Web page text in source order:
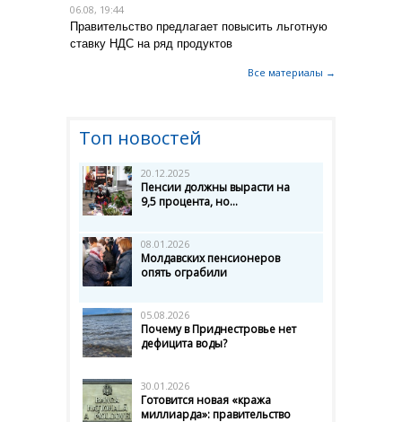
06.08, 19:44
Правительство предлагает повысить льготную
ставку НДС на ряд продуктов
Все материалы →
Топ новостей
20.12.2025
Пенсии должны вырасти на
9,5 процента, но...
08.01.2026
Молдавских пенсионеров
опять ограбили
05.08.2026
Почему в Приднестровье нет
дефицита воды?
30.01.2026
Готовится новая «кража
миллиарда»: правительство